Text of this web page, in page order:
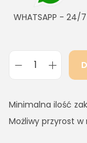
WHATSAPP - 24/7
Minimalna ilość
Możliwy przyrost w